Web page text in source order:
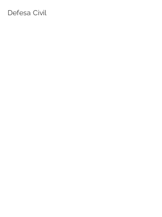
Defesa Civil